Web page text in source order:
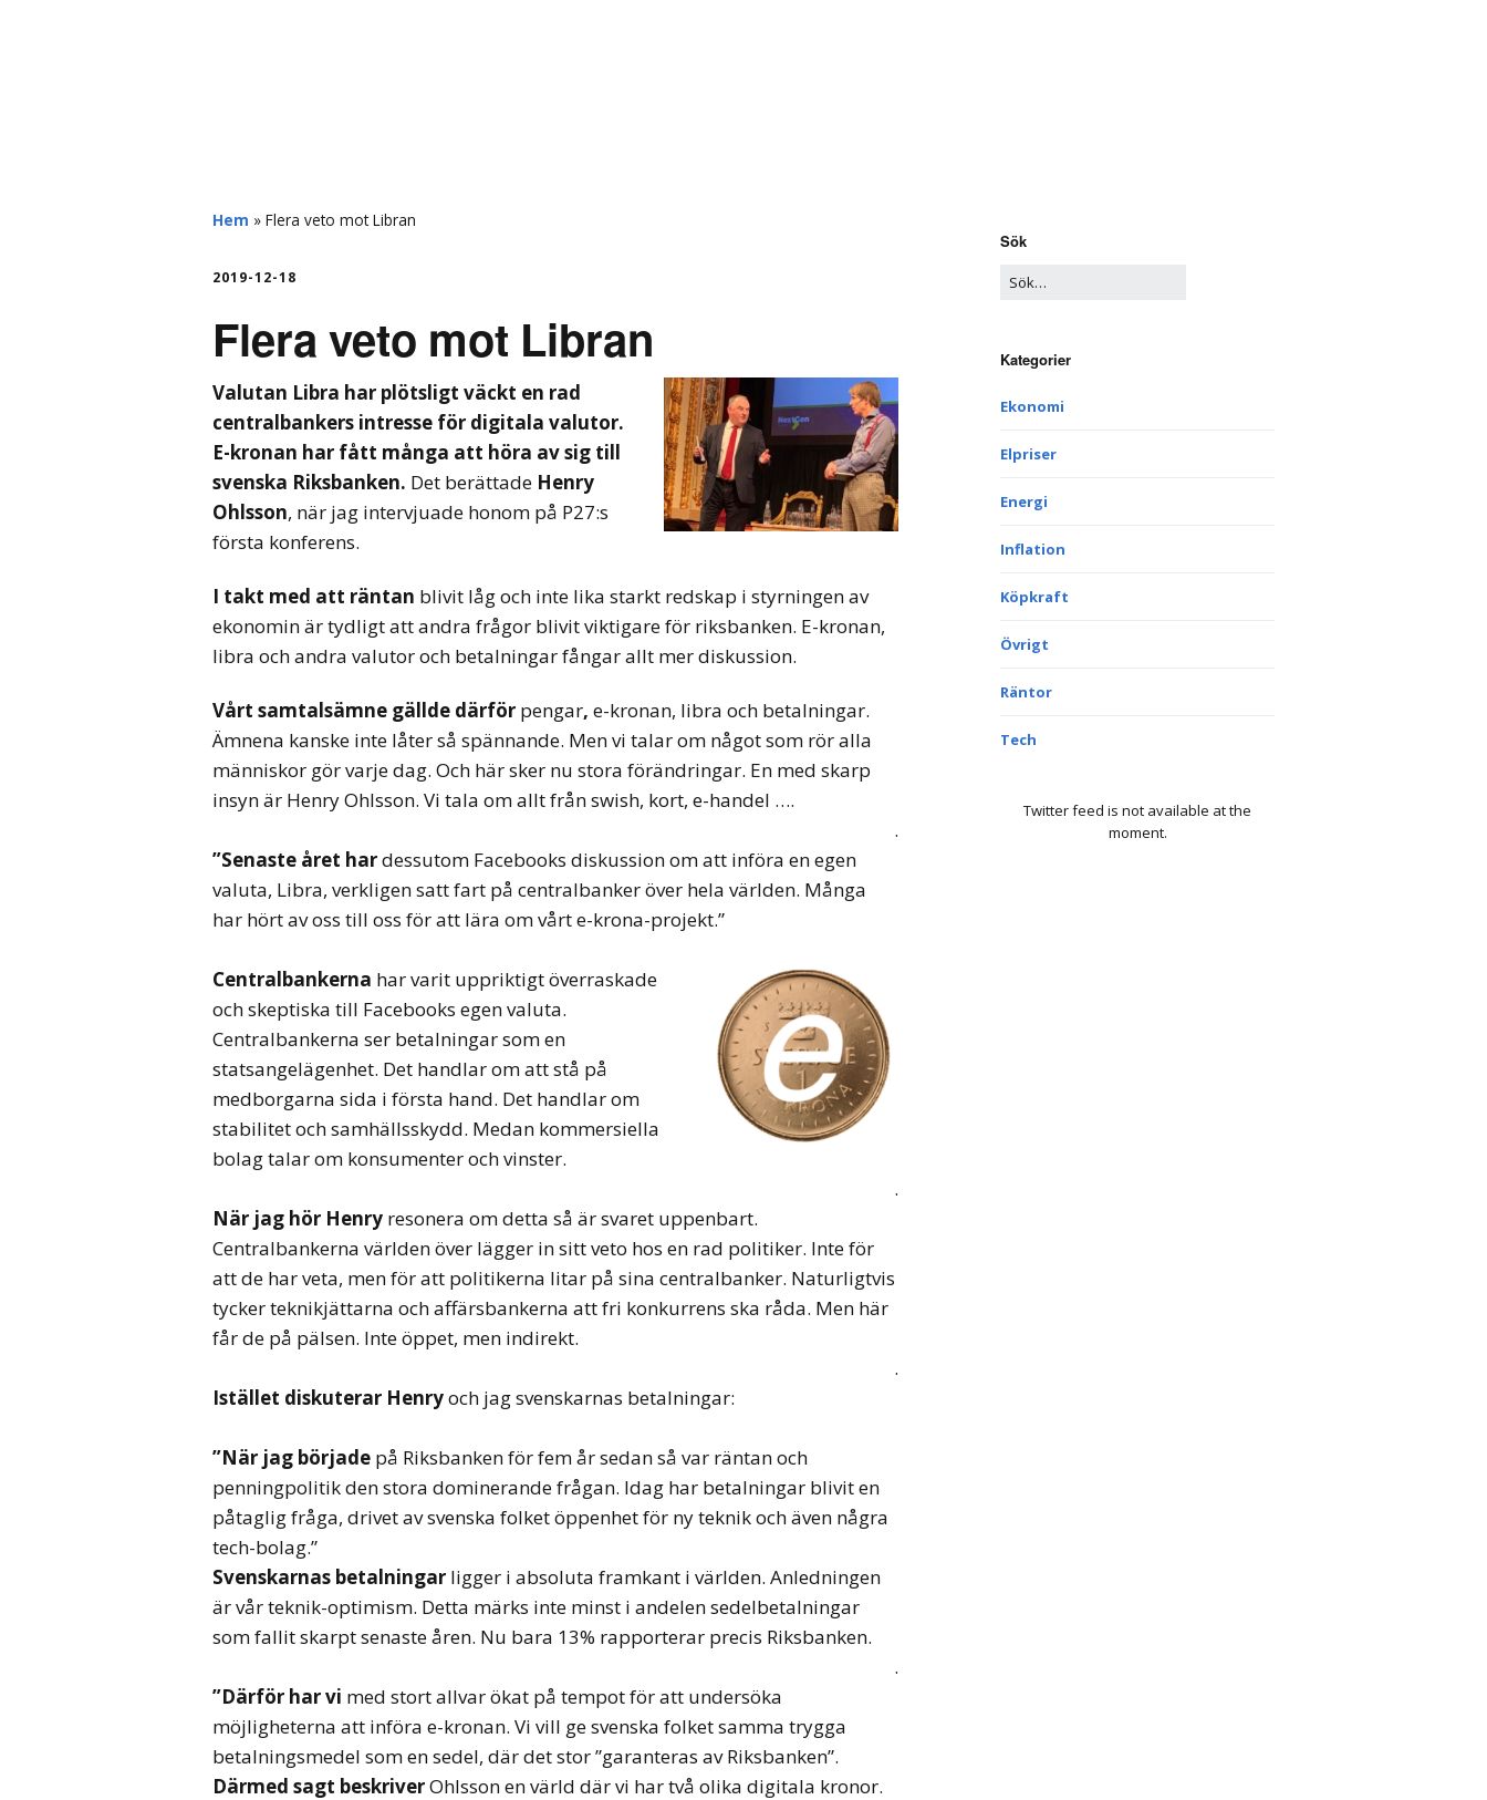
Hem » Flera veto mot Libran
2019-12-18
Flera veto mot Libran
Valutan Libra har plötsligt väckt en rad
centralbankers intresse för digitala valutor.
E-kronan har fått många att höra av sig till
svenska Riksbanken. Det berättade Henry
Ohlsson, när jag intervjuade honom på P27:s
första konferens.
I takt med att räntan blivit låg och inte lika starkt redskap i styrningen av
ekonomin är tydligt att andra frågor blivit viktigare för riksbanken. E-kronan,
libra och andra valutor och betalningar fångar allt mer diskussion.
Vårt samtalsämne gällde därför pengar, e-kronan, libra och betalningar.
Ämnena kanske inte låter så spännande. Men vi talar om något som rör alla
människor gör varje dag. Och här sker nu stora förändringar. En med skarp
insyn är Henry Ohlsson. Vi tala om allt från swish, kort, e-handel ….
.
”Senaste året hardessutom Facebooks diskussion om att införa en egen
valuta, Libra, verkligen satt fart på centralbanker över hela världen. Många
har hört av oss till oss för att lära om vårt e-krona-projekt.”
Centralbankerna har varit uppriktigt överraskade
och skeptiska till Facebooks egen valuta.
Centralbankerna ser betalningar som en
statsangelägenhet. Det handlar om att stå på
medborgarna sida i första hand. Det handlar om
stabilitet och samhällsskydd. Medan kommersiella
bolag talar om konsumenter och vinster.
.
När jag hör Henry resonera om detta så är svaret uppenbart.
Centralbankerna världen över lägger in sitt veto hos en rad politiker. Inte för
att de har veta, men för att politikerna litar på sina centralbanker. Naturligtvis
tycker teknikjättarna och affärsbankerna att fri konkurrens ska råda. Men här
får de på pälsen. Inte öppet, men indirekt.
.
Istället diskuterar Henryoch jag svenskarnas betalningar:
”När jag började på Riksbanken för fem år sedan så var räntan och
penningpolitik den stora dominerande frågan. Idag har betalningar blivit en
påtaglig fråga, drivet av svenska folket öppenhet för ny teknik och även några
tech-bolag.”
Svenskarnas betalningar ligger i absoluta framkant i världen. Anledningen
är vår teknik-optimism. Detta märks inte minst i andelen sedelbetalningar
som fallit skarpt senaste åren. Nu bara 13% rapporterar precis Riksbanken.
.
”Därför har vi med stort allvar ökat på tempot för att undersöka
möjligheterna att införa e-kronan. Vi vill ge svenska folket samma trygga
betalningsmedel som en sedel, där det stor ”garanteras av Riksbanken”.
Därmed sagt beskriverOhlsson en värld där vi har två olika digitala kronor.
Sök
Kategorier
Ekonomi
Elpriser
Energi
Inflation
Köpkraft
Övrigt
Räntor
Tech
Twitter feed is not available at the
moment.